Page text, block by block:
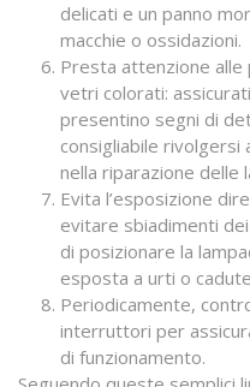
delicati e un panno
macchie o ossidazioni.
Presta attenzione alle
vetri colorati:
presentino segni di
consigliabile rivolgersi
nella riparazione delle
Evita l’esposizione
evitare sbiadimenti
di posizionare la
esposta a urti o
Periodicamente,
interruttori per
di funzionamento.